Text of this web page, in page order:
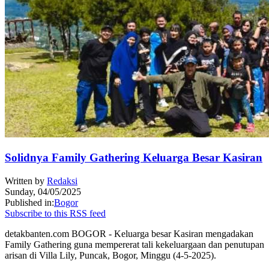
Solidnya Family Gathering Keluarga Besar Kasiran
Written by Redaksi
Sunday, 04/05/2025
Published in:Bogor
Subscribe to this RSS feed
detakbanten.com BOGOR - Keluarga besar Kasiran mengadakan
Family Gathering guna mempererat tali kekeluargaan dan penutupan
arisan di Villa Lily, Puncak, Bogor, Minggu (4-5-2025).